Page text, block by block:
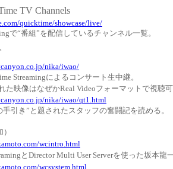
TV Channels
quicktime/showcase/live/
で“番組”を配信しているチャンネル一覧。
nika/iwao/
Streamingによるコンサート生中継。
た映像はなぜかReal Videoフォーマットで視聴可
nika/iwao/qt1.html
手引き”と題されたスタッフの奮闘記を読める。
wcintro.html
とDirector Multi User Serverを使った坂本龍
wcsystem.html